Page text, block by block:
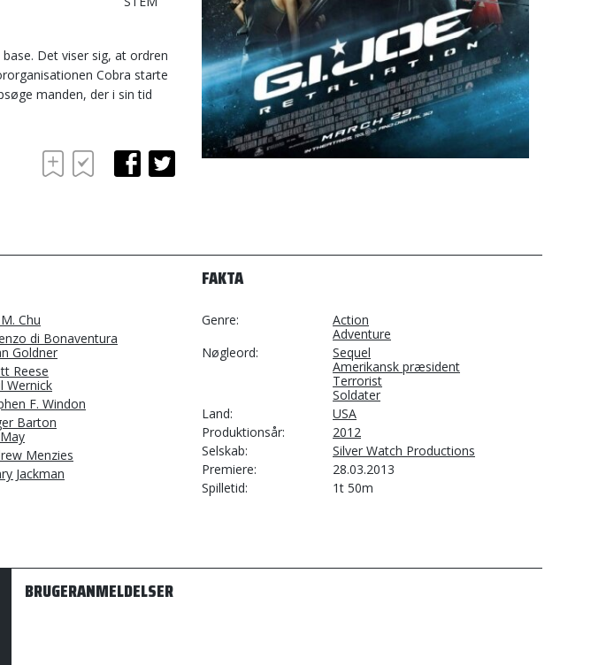
Det viser sig, at ordren
Cobra starte
manden, der i sin tid
Chu
di Bonaventura
Goldner
Reese
Wernick
F. Windon
Barton
Menzies
Jackman
FAKTA
Genre
Action
Adventure
Nøgleord
Sequel
Amerikansk præsident
Terrorist
Soldater
Land
USA
Produktionsår
2012
Selskab
Silver Watch Productions
Premiere
28.03.2013
Spilletid
1t 50m
BRUGERANMELDELSER